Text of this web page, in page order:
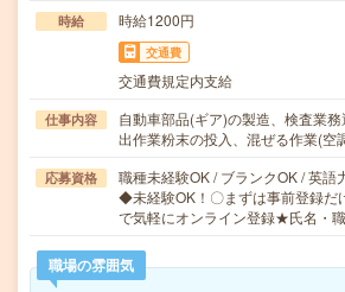
時給 時給1200円
交通費
交通費規定内支給
仕事内容
自動車部品(ギア)の製造、検査業
出作業粉末の投入、混ぜる作業(
応募資格
職種未経験OK / ブランクOK / 英語
◆未経験OK！〇まずは事前登録だ
で気軽にオンライン登録★氏名・
職場の雰囲気